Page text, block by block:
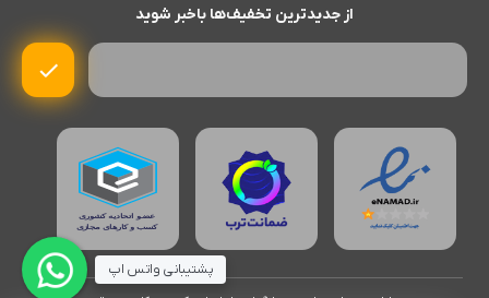
از جدیدترین تخفیف‌ها باخبر شوید
پشتیبانی واتس اپ